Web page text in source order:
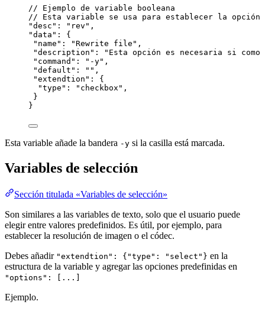
// Ejemplo de variable booleana
// Esta variable se usa para establecer la
"desc": "rev",
"data": {
"name": "Rewrite file",
"description": "Esta opción es necesaria si
"command": "-y",
"default": "",
"extendtion": {
"type": "checkbox",
}
}
Esta variable añade la bandera -y si la casilla está marcada.
Variables de selección
Sección titulada «Variables de selección»
Son similares a las variables de texto, solo que el usuario puede
elegir entre valores predefinidos. Es útil, por ejemplo, para
establecer la resolución de imagen o el códec.
Debes añadir "extendtion": {"type": "select"} en la
estructura de la variable y agregar las opciones predefinidas en
"options": [...]
Ejemplo.